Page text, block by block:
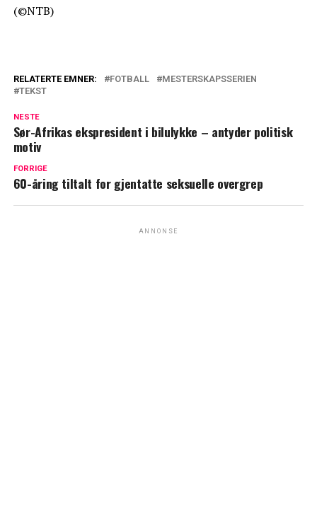
(©NTB)
RELATERTE EMNER: FOTBALL
MESTERSKAPSSERIEN
TEKST
NESTE
Sør-Afrikas ekspresident i bilulykke – antyder politisk
motiv
FORRIGE
60-åring tiltalt for gjentatte seksuelle overgrep
ANNONSE